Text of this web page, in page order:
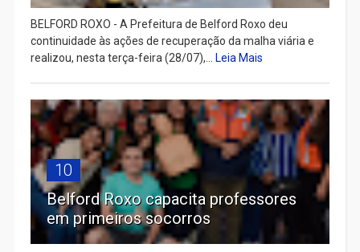
BELFORD ROXO - A Prefeitura de Belford Roxo deu
continuidade às ações de recuperação da malha viária e
realizou, nesta terça-feira (28/07),... Leia Mais
10
Belford Roxo capacita professores
em primeiros socorros